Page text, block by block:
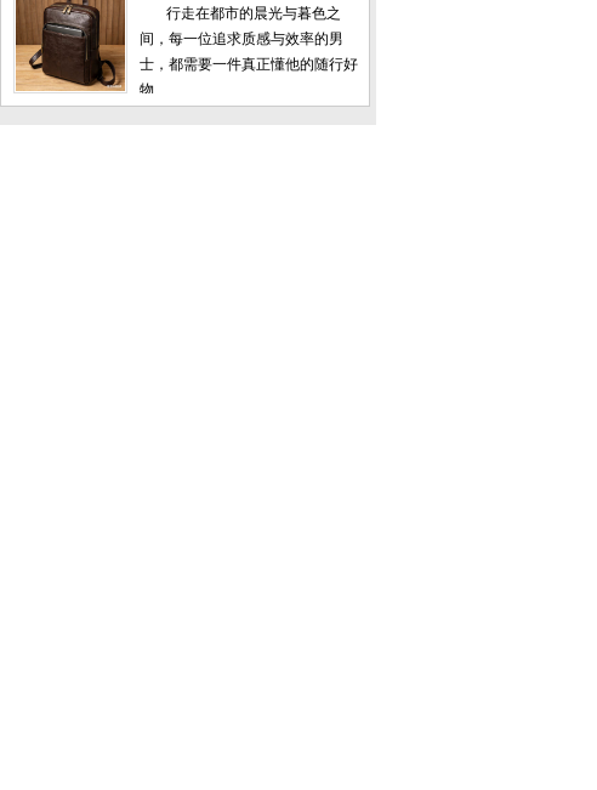
行走在都市的晨光与暮色之
间，每一位追求质感与效率的男
士，都需要一件真正懂他的随行好
物...